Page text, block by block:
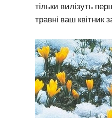
тільки вилізуть
травні ваш